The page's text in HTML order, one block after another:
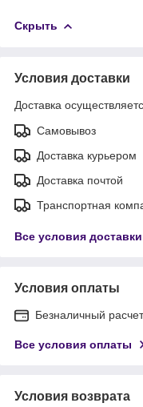
Скрыть
Условия доставки
Доставка
Самовывоз
Доставка курьером
Доставка почтой
Транспортная
Все условия доставки
Условия оплаты
Безналичный расчет
Все условия оплаты
Условия возврата